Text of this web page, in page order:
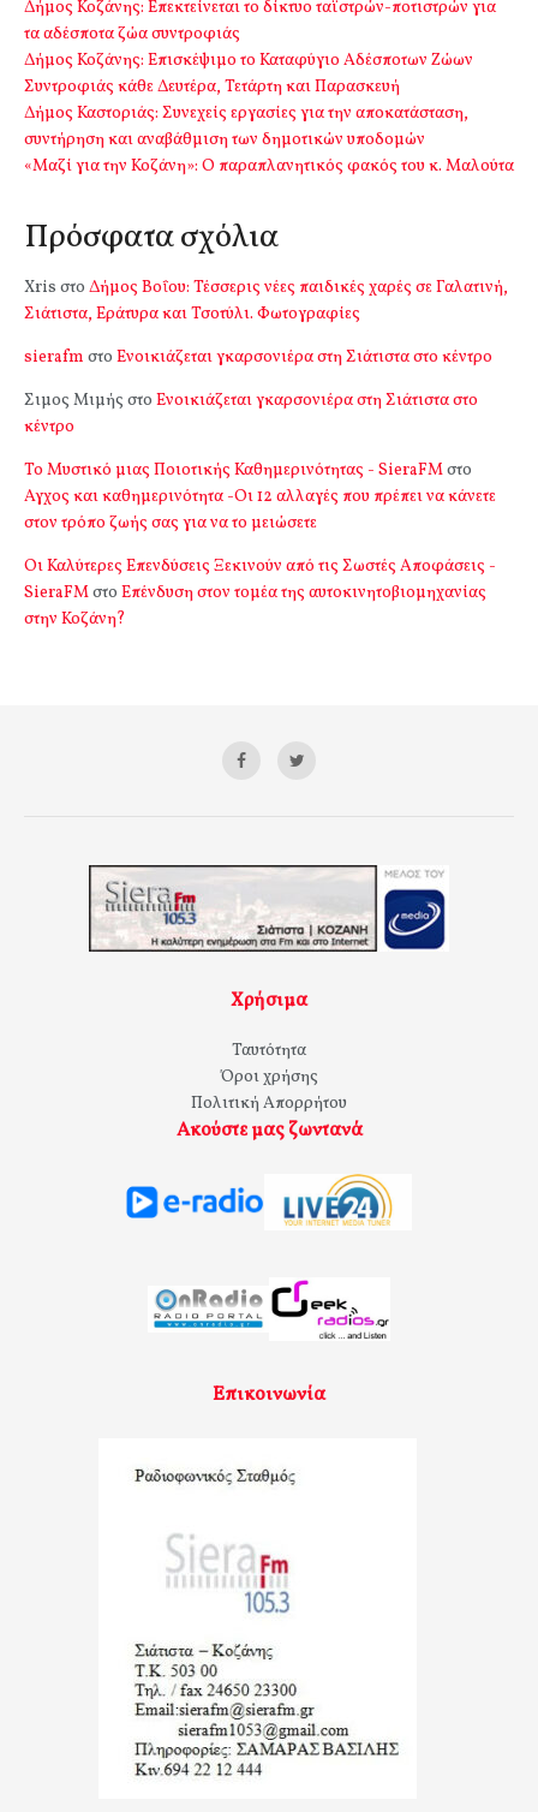
Δήμος Κοζάνης: Επεκτείνεται το δίκτυο ταϊστρών-ποτιστρών για
τα αδέσποτα ζώα συντροφιάς
Δήμος Κοζάνης: Επισκέψιμο το Καταφύγιο Αδέσποτων Ζώων
Συντροφιάς κάθε Δευτέρα, Τετάρτη και Παρασκευή
Δήμος Καστοριάς: Συνεχείς εργασίες για την αποκατάσταση,
συντήρηση και αναβάθμιση των δημοτικών υποδομών
«Μαζί για την Κοζάνη»: Ο παραπλανητικός φακός του κ. Μαλούτα
Πρόσφατα σχόλια
Xris στο Δήμος Βοΐου: Τέσσερις νέες παιδικές χαρές σε Γαλατινή,
Σιάτιστα, Εράτυρα και Τσοτύλι. Φωτογραφίες
sierafm στο Ενοικιάζεται γκαρσονιέρα στη Σιάτιστα στο κέντρο
Σιμος Μιμής στο Ενοικιάζεται γκαρσονιέρα στη Σιάτιστα στο
κέντρο
Το Μυστικό μιας Ποιοτικής Καθημερινότητας - SieraFMστο
Αγχος και καθημερινότητα -Οι 12 αλλαγές που πρέπει να κάνετε
στον τρόπο ζωής σας για να το μειώσετε
Οι Καλύτερες Επενδύσεις Ξεκινούν από τις Σωστές Αποφάσεις -
SieraFMστο Επένδυση στον τομέα της αυτοκινητοβιομηχανίας
στην Κοζάνη?
Χρήσιμα
Ταυτότητα
Όροι χρήσης
Πολιτική Απορρήτου
Ακούστε μας ζωντανά
Επικοινωνία